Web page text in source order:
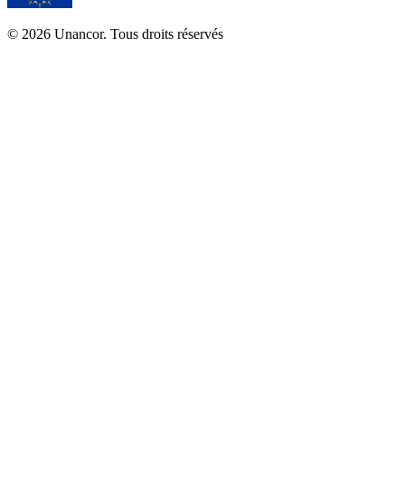
© 2026 Unancor. Tous droits réservés